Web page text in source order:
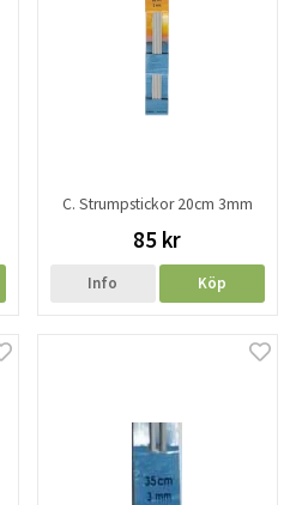
C. Strumpstickor 20cm 3mm
85 kr
Info Köp